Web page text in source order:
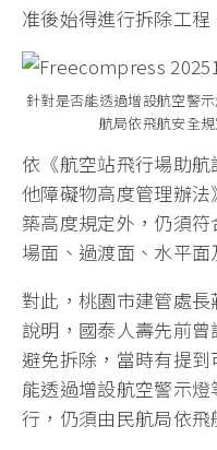
准後始得進行拆除工程
針對是否能透過增設航空警
航局依飛航安全
依《航空站飛行場助
他障礙物高度管理辦
築高度規定外，仍須
場面、過渡面、水平面
對此，桃園市建管處長
說明，國泰人壽先前
避免拆除，當時有提
能透過增設航空警示
行，仍須由民航局依飛